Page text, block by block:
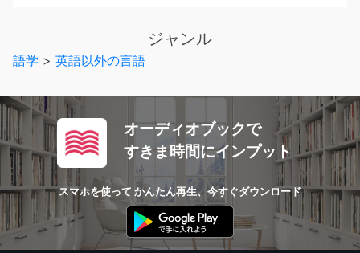
ジャンル
語学 > 英語以外の言語
オーディオブックで
すきま時間にインプット
スマホを使って かんたん再生、今すぐダウンロード